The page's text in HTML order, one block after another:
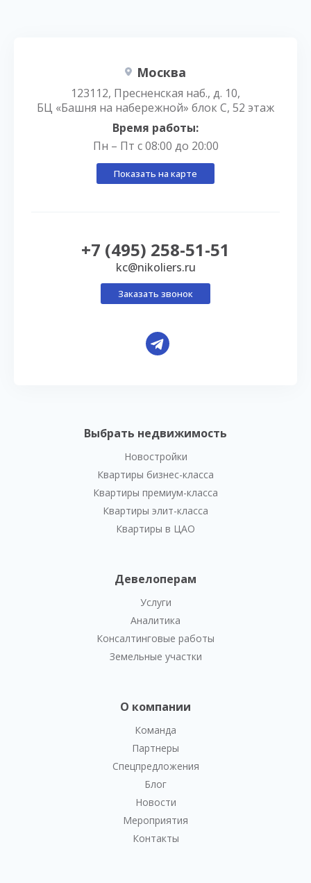
Выбрать недвижимость
Новостройки
Квартиры бизнес-класса
Квартиры премиум-класса
Квартиры элит-класса
Квартиры в ЦАО
Девелоперам
Услуги
Аналитика
Консалтинговые работы
Земельные участки
О компании
Команда
Партнеры
Спецпредложения
Блог
Новости
Мероприятия
Контакты
Москва
123112, Пресненская наб., д. 10,
БЦ «Башня на набережной» блок С, 52 этаж
Время работы:
Пн – Пт с 08:00 до 20:00
Показать на карте
+7 (495) 258-51-51
kc@nikoliers.ru
Заказать звонок